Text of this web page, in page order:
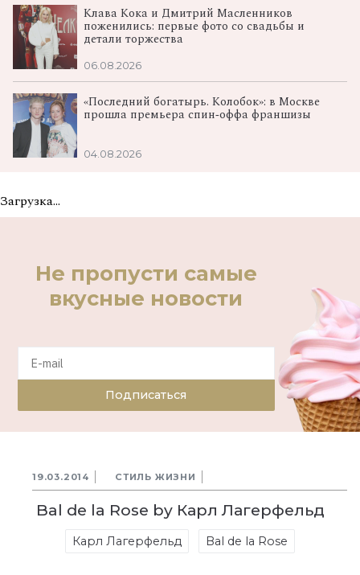
Клава Кока и Дмитрий Масленников
поженились: первые фото со свадьбы и
детали торжества
06.08.2026
«Последний богатырь. Колобок»: в Москве
прошла премьера спин‑оффа франшизы
04.08.2026
Загрузка...
Не пропусти самые
вкусные новости
Подписаться
19.03.2014 СТИЛЬ ЖИЗНИ
Bal de la Rose by Карл Лагерфельд
Карл Лагерфельд Bal de la Rose